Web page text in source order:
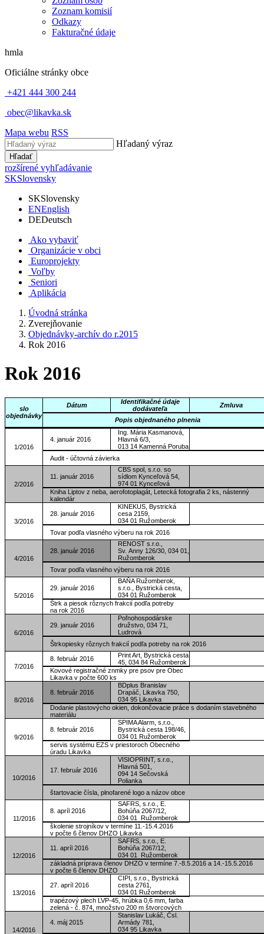
Zoznam komisií
Odkazy
Fakturačné údaje
hmla
Oficiálne stránky obce
+421 444 300 244
obec@likavka.sk
Mapa webu RSS
Hľadaný výraz
Hľadať
rozšírené vyhľadávanie
SKSlovensky
SKSlovensky
ENEnglish
DEDeutsch
Ako vybaviť
Organizácie v obci
Europrojekty
Voľby
Seniori
Aplikácia
Úvodná stránka
Zverejňovanie
Objednávky-archív do r.2015
Rok 2016
Rok 2016
slo
objednávky
Dátum
Identifikačné údaje
dodávateľa
Zmluva
Popis objednaného plnenia
1/2016
4. január 2016
Ing. Mária Kasmanová,
Hlavná 6/3,
013 14 Kamenná Poruba
Audit - účtovná závierka
2/2016
11. január 2016
CBS spol, s.r.o. so
sídlom Kynceľová 54,
974 01 Kynceľová
Kniha Liptov z neba, aerofotoplagát, Letecká fotografia 2 ks, nástenný
kalendár
3/2016
28. január 2016
KINEKUS, Bystrická
cesa 2159,
034 01 Ružomberok
Tovar podľa vlasného výberu na rok 2016
4/2016
28. január 2016
RENOST s.r.o.,
Sv. Anny 126/30, 034 01,
Ružomberok
Tovar podľa vlasného výberu na rok 2016
5/2016
29. január 2016
BAŇA Ružomberok,
s.r.o., Bystrická cesta,
034 01 Ružomberok
Štrk a piesok rôznych frakcií podľa potreby
na rok 2016
6/2016
29. január 2016
Poľnohospodárske
družstvo, 034 71,
Ludrová
Štrkopiesky rôznych frakcií podľa potreby na rok 2016
7/2016
8. február 2016
Print Art, Bystrická cesta
45, 034 84 Ružomberok
Kovové registračné znmky pre psov pre Obec
Likavka v počte 600 ks
8/2016
8. február 2016
BDplus Branislav
Drapáč, Likavka 750,
034 95 Likavka
Dodanie plastovýcho okien, dokončovacie práce s dodaním stavebného
materiálu
9/2016
8. február 2016
SPIMA Alarm, s.r.o.,
Bystrická cesta 198/46,
034 01 Ružomberok
servis systému EZS v priestoroch Obecného
úradu Likavka
10/2016
17. február 2016
VISIOPRINT, s.r.o.,
Hlavná 501,
094 14 Sečovská
Polianka
štartovacie čísla, plnofarené logo a názov obce
11/2016
8. apríl 2016
SAFRS, s.r.o., E.
Bohúňa 2067/12,
034 01 Ružomberok
školenie strojníkov v termíne 11.-15.4.2016
v počte 6 členov DHZO Likavka
12/2016
11. apríl 2016
SAFRS, s.r.o., E.
Bohúňa 2067/12,
034 01 Ružomberok
základná príprava členov DHZO v termíne 7.-8.5.2016 a 14.-15.5.2016
v počte 6 členov DHZO
13/2016
27. apríl 2016
CIPI, s.r.o., Bystrická
cesta 2761,
034 01 Ružomberok
trapézový plech LVP-45, hrúbka 0,6 mm, farba
zelená - č. 874, množstvo 200 m štvorcových
14/2016
4. máj 2015
Stanislav Lukáč, Čsl.
Armády 781,
034 95 Likavka